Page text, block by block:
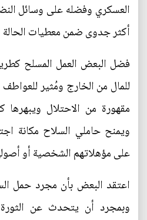
العسكري وفضله على وسائل
أكثر جدوى ضمن معطيات الحالة
فضل البعض العمل المسلح
للمال من الخارج ومُثير
مقهورة من الاحتلال
ويمنح حاملي السلاح مكانة
على مؤهلاتهم الشخصية أو
اعتقد البعض بأن مجرد حمل
وبمجرد أن يتحدث عن